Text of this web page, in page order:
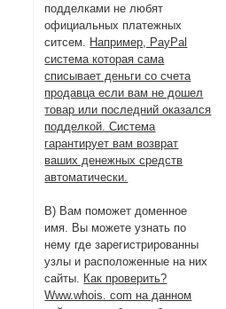
подделками не любят
официальных платежных
ситсем. Например, PayPal
система которая сама
списывает деньги со счета
продавца если вам не дошел
товар или последний оказался
подделкой. Система
гарантирует вам возврат
ваших денежных средств
автоматически.
В) Вам поможет доменное
имя. Вы можете узнать по
нему где зарегистрированны
узлы и расположенные на них
сайты. Как проверить?
Www.whois. com на данном